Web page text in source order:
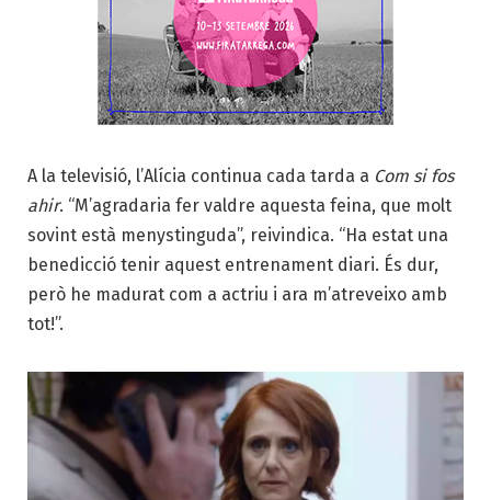
A la televisió, l’Alícia continua cada tarda a Com si fos
ahir. “M’agradaria fer valdre aquesta feina, que molt
sovint està menys­tinguda”, reivindica. “Ha estat una
benedicció tenir aquest entrenament diari. És dur,
però he madurat com a actriu i ara m’atreveixo amb
tot!”.